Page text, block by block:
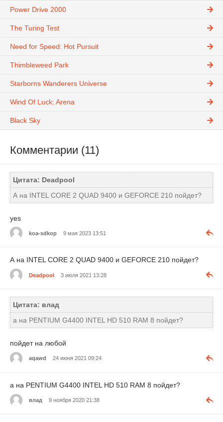
Power Drive 2000
The Turing Test
Need for Speed: Hot Pursuit
Thimbleweed Park
Starborns Wanderers Universe
Wind Of Luck: Arena
Black Sky
Комментарии (11)
Цитата: Deadpool
А на INTEL CORE 2 QUAD 9400 и GEFORCE 210 пойдет?
yes
koa-sdkop 9 мая 2023 13:51
А на INTEL CORE 2 QUAD 9400 и GEFORCE 210 пойдет?
Deadpool 3 июля 2021 13:28
Цитата: влад
а на PENTIUM G4400 INTEL HD 510 RAM 8 пойдет?
пойдет на любой
aqawd 24 июня 2021 09:24
а на PENTIUM G4400 INTEL HD 510 RAM 8 пойдет?
влад 9 ноября 2020 21:38